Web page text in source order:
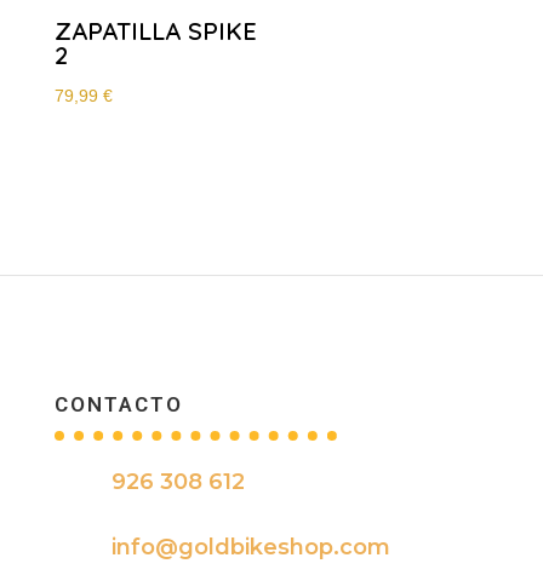
ZAPATILLA SPIKE
2
79,99 €
CONTACTO
926 308 612
info@goldbikeshop.com